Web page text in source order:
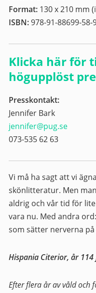
Format: 130 x 210 mm
ISBN:978-91-88699-58-
Klicka här för
högupplöst
Presskontakt:
Jennifer Bark
jennifer@pug.se
073-535 62 63
Vi må ha sagt att vi
skönlitteratur. Men
aldrig och vår tid för
vara nu. Med andra
som sätter nerverna på
Hispania Citerior, år 114
Efter flera år av våld och